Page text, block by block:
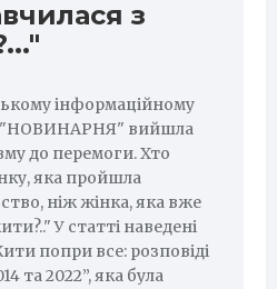
з
інформаційному
"НОВИНАРНЯ" вийшла
до перемоги. Хто
яка пройшла
ніж жінка, яка вже
У статті наведені
попри все: розповіді
та 2022”, яка була